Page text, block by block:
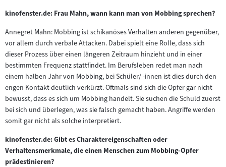
kinofenster.de: Frau Mahn, wann kann man von Mobbing sprechen?
Annegret Mahn: Mobbing ist schikanöses Verhalten anderen gegenüber,
vor allem durch verbale Attacken. Dabei spielt eine Rolle, dass sich
dieser Prozess über einen längeren Zeitraum hinzieht und in einer
bestimmten Frequenz stattfindet. Im Berufsleben redet man nach
einem halben Jahr von Mobbing, bei Schüler/ -innen ist dies durch den
engen Kontakt deutlich verkürzt. Oftmals sind sich die Opfer gar nicht
bewusst, dass es sich um Mobbing handelt. Sie suchen die Schuld zuerst
bei sich und überlegen, was sie falsch gemacht haben. Angriffe werden
somit gar nicht als solche interpretiert.
kinofenster.de: Gibt es Charaktereigenschaften oder
Verhaltensmerkmale, die einen Menschen zum Mobbing-Opfer
prädestinieren?